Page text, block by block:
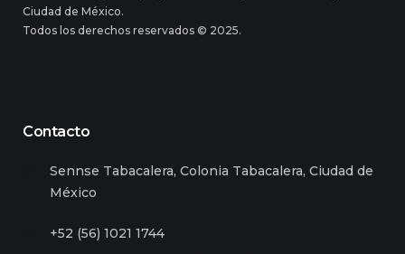
Ciudad de México.
Todos los derechos reservados © 2025.
Contacto
Sennse Tabacalera, Colonia Tabacalera, Ciudad de
México
+52 (56) 1021 1744